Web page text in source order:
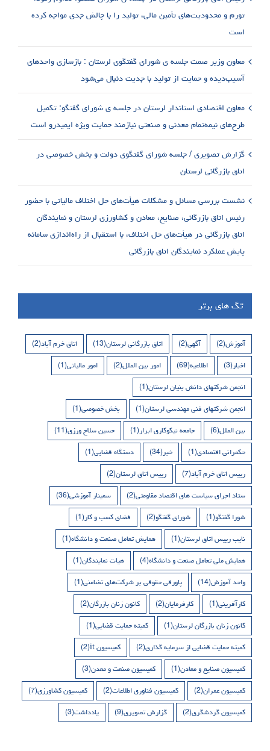
تورم و محدودیت‌های تأمین مالی، تولید را با چالش جدی مواجه کرده
است
معاون وزیر صمت جلسه ی شورای گفتگوی لرستان : بازسازی واحدهای
آسیب‌دیده و حمایت از تولید با جدیت دنبال می‌شود
معاون اقتصادی استاندار لرستان در جلسه ی شورای گفتگو: تکمیل
طرح‌های نیمه‌تمام معدنی و صنعتی نیازمند حمایت ویژه ایمیدرو است
گزارش تصویری / جلسه شورای گفتگوی دولت و بخش خصوصی در
اتاق بازرگانی لرستان
نشست بررسی مسائل و مشکلات هیأت‌های حل اختلاف مالیاتی با حضور
رئیس اتاق بازرگانی، صنایع، معادن و کشاورزی لرستان و نمایندگان
اتاق بازرگانی در هیأت‌های حل اختلاف، با استقبال از راه‌اندازی سامانه
پایش عملکرد نمایندگان اتاق بازرگانی
تگ های برتر
آموزش(2) آگهی(2) اتاق بازرگانی لرستان(13) اتاق خرم آباد(2)
اخبار(3) اطلاعیه(69) امور بین الملل(2) امور مالیاتی(1)
انجمن شرکتهای دانش بنیان لرستان(1)
انجمن شرکتهای فنی مهندسی لرستان(1) بخش خصوصی(1)
بین الملل(6) جامعه نیکوکاری ابرار(1) حسین سلاح ورزی(11)
حکمرانی اقتصادی(1) خبر(34) دستگاه قضایی(1)
رییس اتاق خرم آباد(7) رییس اتاق لرستان(2)
ستاد اجرای سیاست های اقتصاد مقاومتی(2) سمینار آموزشی(36)
شورا گفتگو(1) شورای گفتگو(2) فضای کسب و کار(1)
نایب رییس اتاق لرستان(1) همایش تعامل صنعت و دانشگاه(1)
همایش ملی تعامل صنعت و دانشگاه(4) هیات نمایندگان(1)
واحد آموزش(14) پاورقی حقوقی بر شرکت‌های تضامنی(1)
کارآفرینی(1) کارفرمایان(2) کانون زنان بازرگان(2)
کانون زنان بازرگان لرستان(1) کمیته حمایت قضایی(1)
کمیته حمایت قضایی از سرمایه گذاری(2) کمیسیون it (2)
کمیسیون صنایع و معادن(1) کمیسیون صنعت و معدن(3)
کمیسیون عمران(2) کمیسیون فناوری اطلاعات(2) کمیسیون کشاورزی(7)
کمیسیون گردشگری(2) گزارش تصویری(9) یادداشت(3)